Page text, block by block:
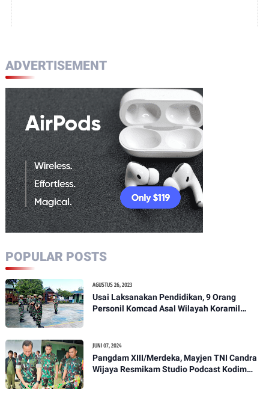
ADVERTISEMENT
POPULAR POSTS
AGUSTUS 26, 2023
Usai Laksanakan Pendidikan, 9 Orang
Personil Komcad Asal Wilayah Koramil
JUNI 07, 2024
Pangdam XIII/Merdeka, Mayjen TNI Candra
Wijaya Resmikam Studio Podcast Kodim